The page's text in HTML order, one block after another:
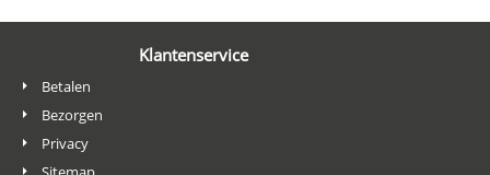
Klantenservice
Betalen
Bezorgen
Privacy